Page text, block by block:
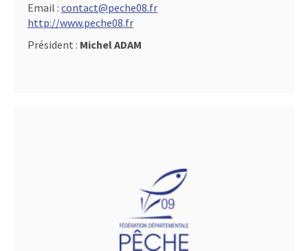
Email : contact@peche08.fr
http://www.peche08.fr
Président : Michel ADAM